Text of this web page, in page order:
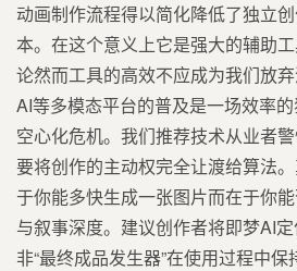
动画制作流程得以简化降低了独立
本。在这个意义上它是强大的辅助
论然而工具的高效不应成为我们放
AI等多模态平台的普及是一场效率
空心化危机。我们推荐技术从业者
要将创作的主动权完全让渡给算法
于你能多快生成一张图片而在于你
与叙事深度。建议创作者将即梦AI
非“最终成品发生器”在使用过程中